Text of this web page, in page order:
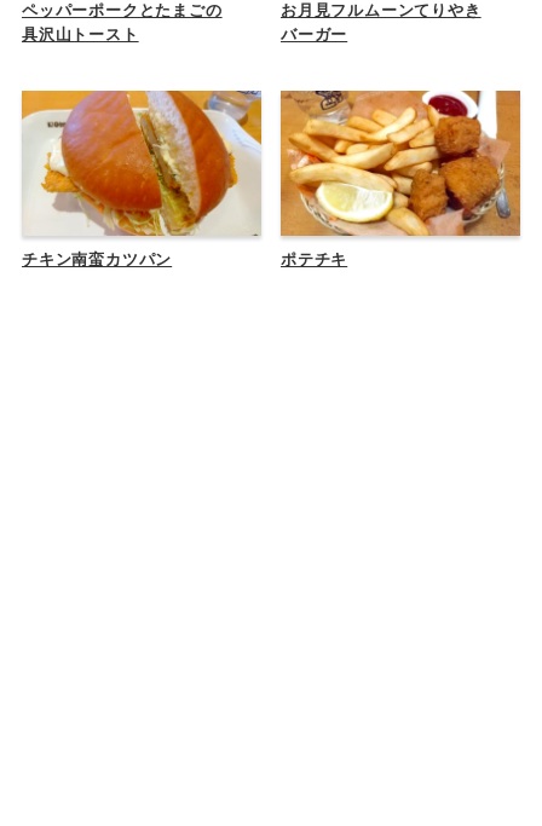
ペッパーポークとたまごの
具沢山トースト
お月見フルムーンてりやき
バーガー
チキン南蛮カツパン ポテチキ